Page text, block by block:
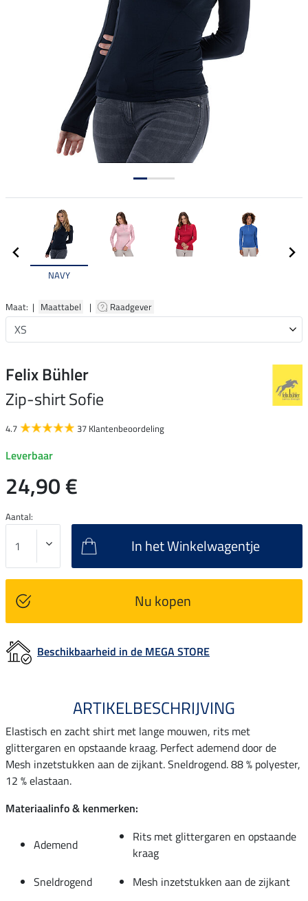
NAVY
Maat: | Maattabel | Raadgever
Felix Bühler
Zip-shirt Sofie
4.7 37 Klantenbeoordeling
Leverbaar
24,90 €
Aantal:
In het Winkelwagentje
Nu kopen
Beschikbaarheid in de MEGA STORE
ARTIKELBESCHRIJVING
Elastisch en zacht shirt met lange mouwen, rits met
glittergaren en opstaande kraag. Perfect ademend door de
Mesh inzetstukken aan de zijkant. Sneldrogend. 88 % polyester,
12 % elastaan.
Materiaalinfo & kenmerken:
Ademend
Rits met glittergaren en opstaande
kraag
Sneldrogend
Mesh inzetstukken aan de zijkant